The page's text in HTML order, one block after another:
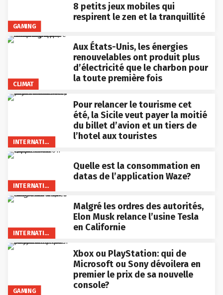
GAMING
8 petits jeux mobiles qui
respirent le zen et la tranquillité
CLIMAT
Aux États-Unis, les énergies
renouvelables ont produit plus
d’électricité que le charbon pour
la toute première fois
INTERNATIONAL
Pour relancer le tourisme cet
été, la Sicile veut payer la moitié
du billet d’avion et un tiers de
l’hotel aux touristes
INTERNATIONAL
Quelle est la consommation en
datas de l’application Waze?
INTERNATIONAL
Malgré les ordres des autorités,
Elon Musk relance l’usine Tesla
en Californie
GAMING
Xbox ou PlayStation: qui de
Microsoft ou Sony dévoilera en
premier le prix de sa nouvelle
console?